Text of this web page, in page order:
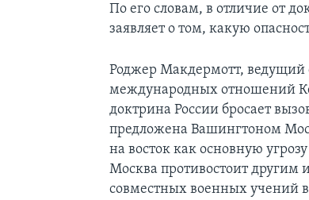
По его словам, в отличие от
заявляет о том, какую
Роджер Макдермотт, ведущий
международных отношений
доктрина России бросает
предложена Вашингтоном
на восток как основную
Москва противостоит другим
совместных военных учений